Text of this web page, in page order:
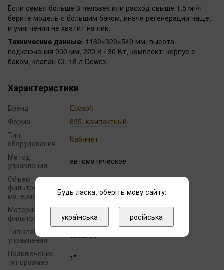
Если семья больше 3 человек или расход свыше 1,5 м³/ч —
берите модель с большим баком, иначе регенерации чаще,
и умягчения не хватит на пик.
Технические данные: 1160×320×540 мм, высота
подключения 900 мм, 220 В / 30 Вт, комплект: корпус с
баком, клапан CI, 18 л Dowex.
Характеристики
Бренд
Ecosoft
Форма
835, компактный
Тип
оборудования
Кабинет
Метод
управления
автоматическое
Объем
фильтрующего
мaтериaлa
Материал
фильтра
Катионит
Тип клапана
управления
Clack CI
Подключение,
типоразмер
1"
Будь ласка, оберіть мову сайту:
українська російська